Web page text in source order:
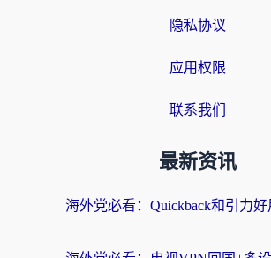
隐私协议
应用权限
联系我们
最新资讯